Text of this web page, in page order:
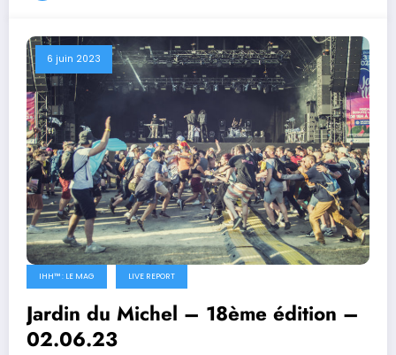
6 juin 2023
IHH™ : LE MAG LIVE REPORT
Jardin du Michel – 18ème édition –
02.06.23